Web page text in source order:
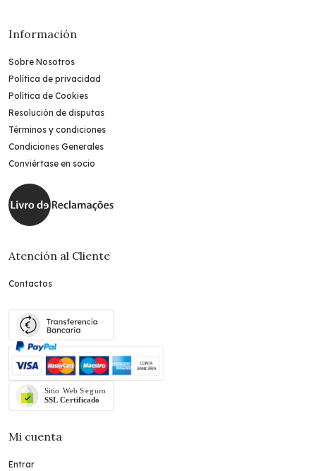
Información
Sobre Nosotros
Política de privacidad
Política de Cookies
Resolución de disputas
Términos y condiciones
Condiciones Generales
Conviértase en socio
Atención al Cliente
Contactos
Mi cuenta
Entrar